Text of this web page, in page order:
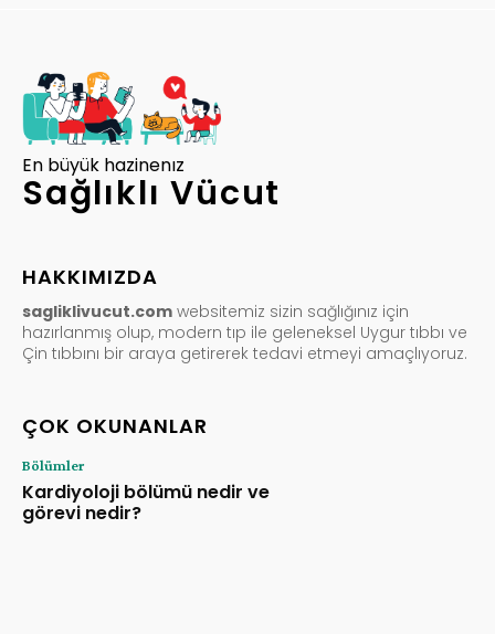
En büyük hazinenız
Sağlıklı Vücut
HAKKIMIZDA
sagliklivucut.com websitemiz sizin sağlığınız için
hazırlanmış olup, modern tıp ile geleneksel Uygur tıbbı ve
Çin tıbbını bir araya getirerek tedavi etmeyi amaçlıyoruz.
ÇOK OKUNANLAR
Bölümler
Kardiyoloji bölümü nedir ve
görevi nedir?